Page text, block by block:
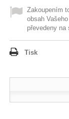
Zakoupením
obsah
převedeny na
Tisk